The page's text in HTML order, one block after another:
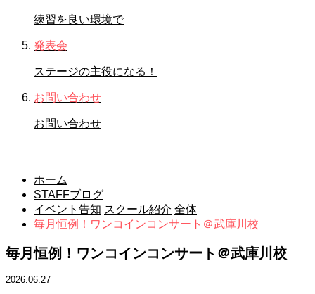
練習を良い環境で
発表会
ステージの主役になる！
お問い合わせ
お問い合わせ
ホーム
STAFFブログ
イベント告知 スクール紹介 全体
毎月恒例！ワンコインコンサート＠武庫川校
毎月恒例！ワンコインコンサート＠武庫川校
2026.06.27